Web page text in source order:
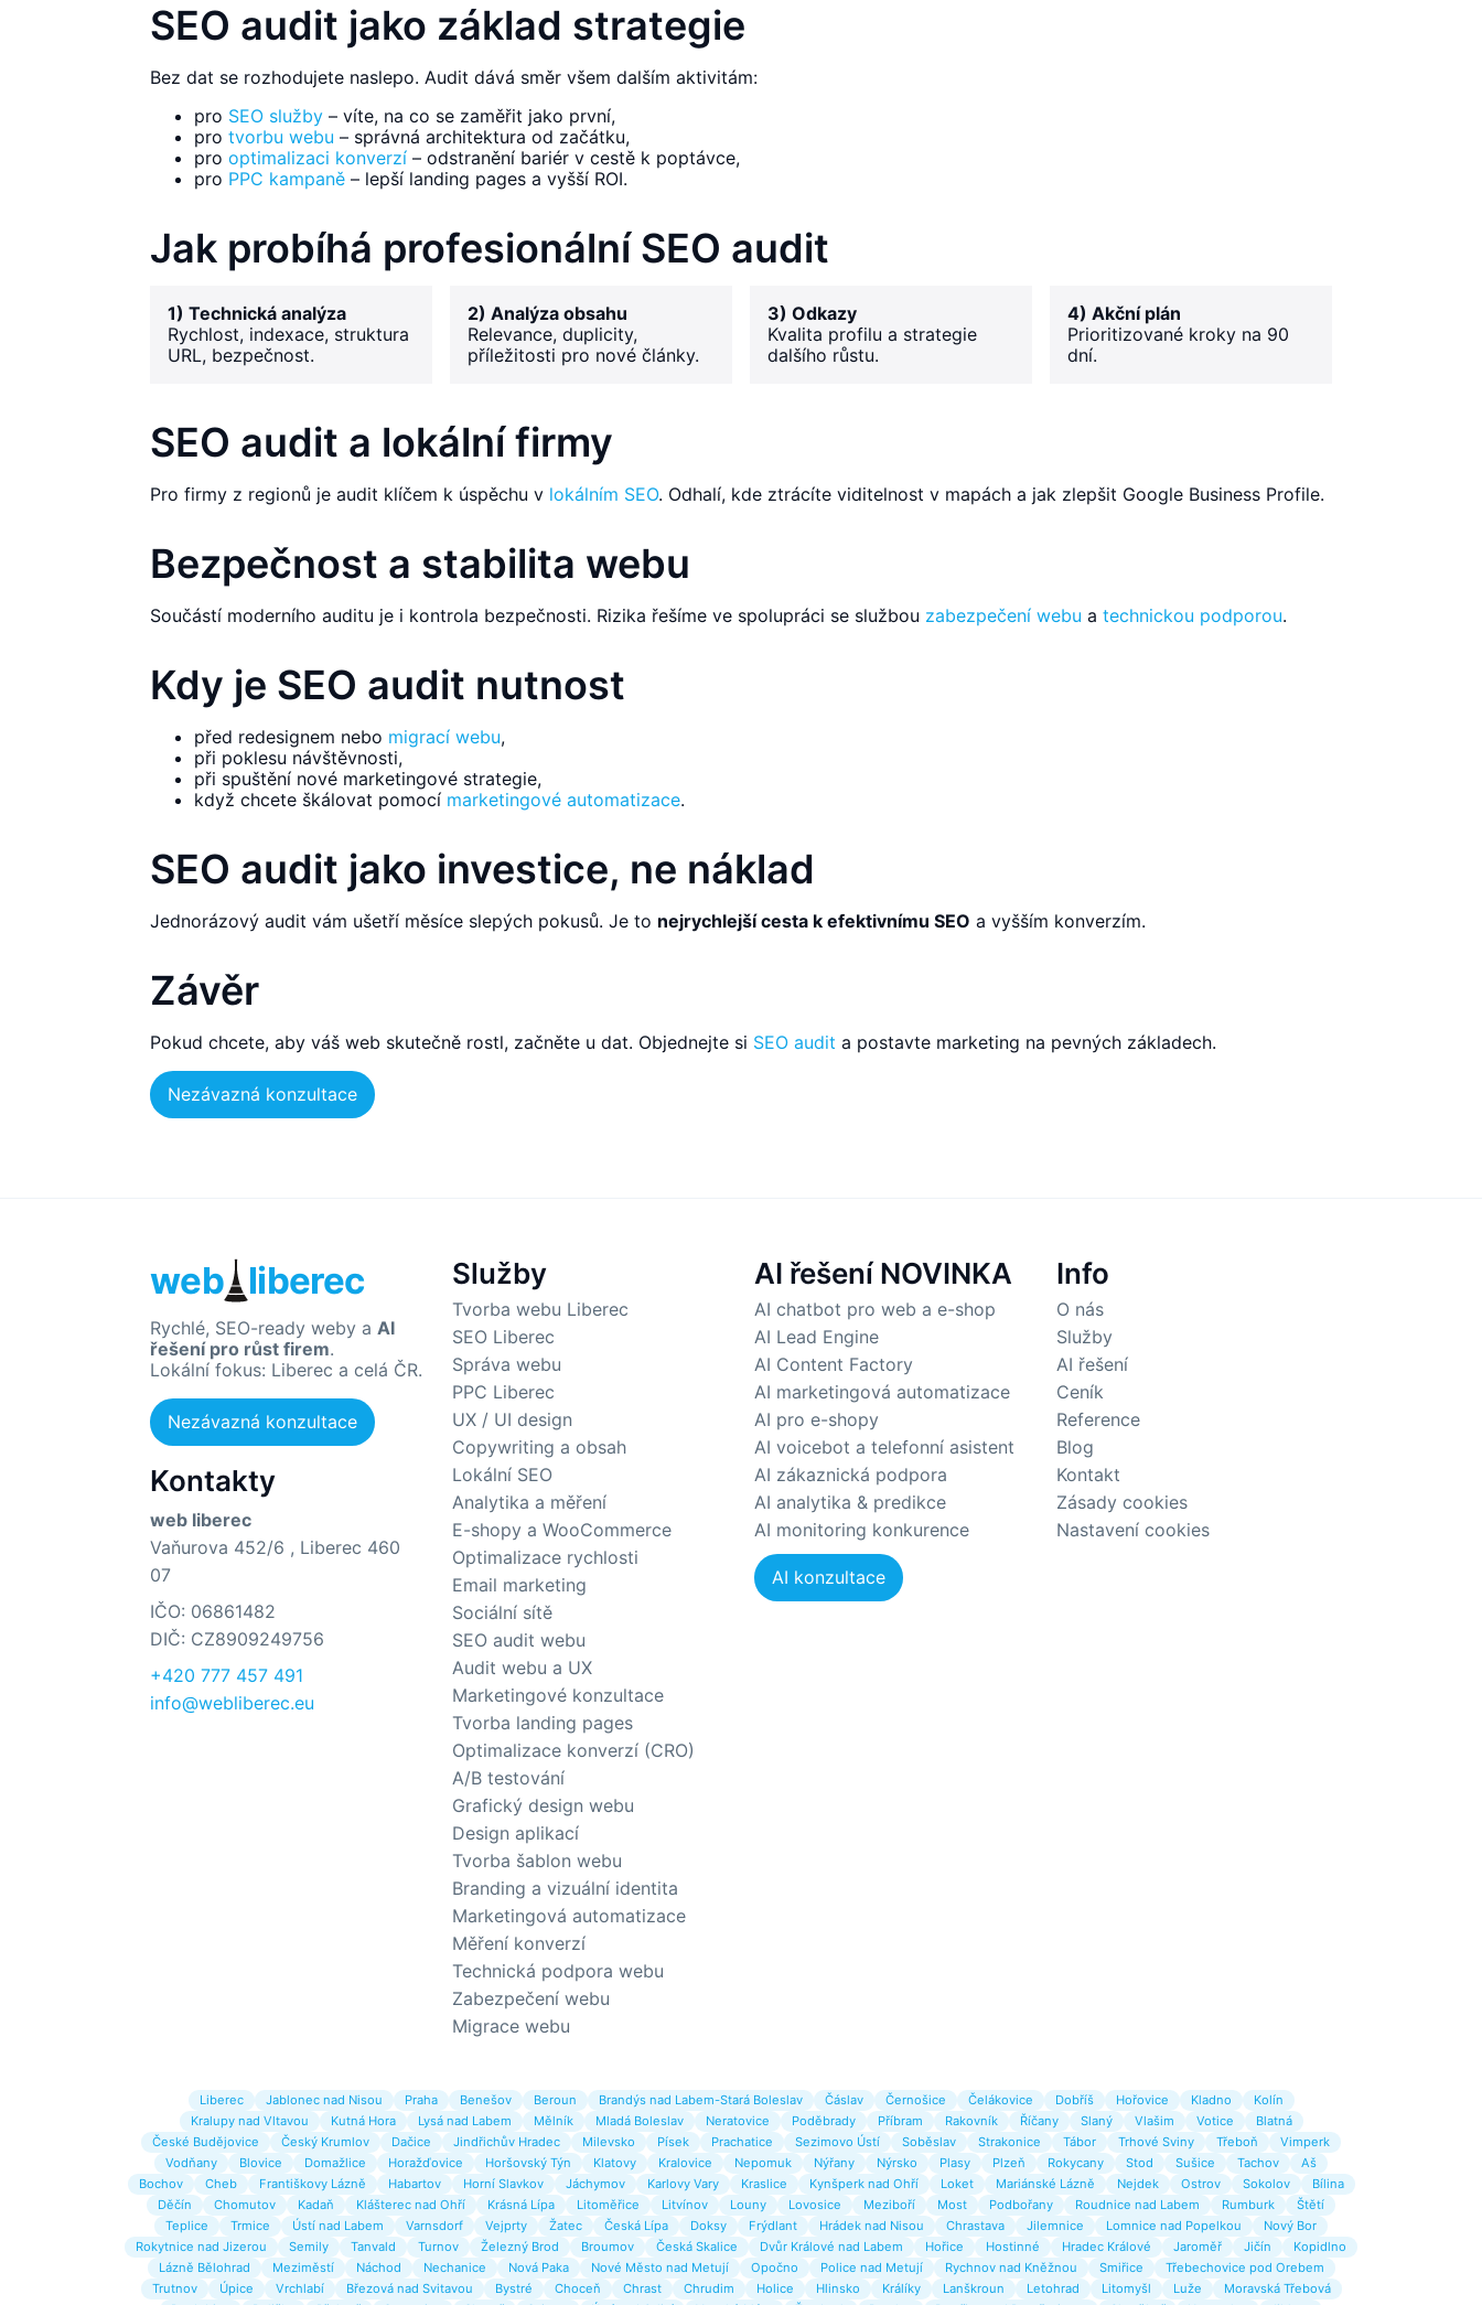
SEO audit jako základ strategie
Bez dat se rozhodujete naslepo. Audit dává směr všem dalším aktivitám:
pro SEO služby – víte, na co se zaměřit jako první,
pro tvorbu webu – správná architektura od začátku,
pro optimalizaci konverzí – odstranění bariér v cestě k poptávce,
pro PPC kampaně – lepší landing pages a vyšší ROI.
Jak probíhá profesionální SEO audit
1) Technická analýza
Rychlost, indexace, struktura
URL, bezpečnost.
2) Analýza obsahu
Relevance, duplicity,
příležitosti pro nové články.
3) Odkazy
Kvalita profilu a strategie
dalšího růstu.
4) Akční plán
Prioritizované kroky na 90
dní.
SEO audit a lokální firmy
Pro firmy z regionů je audit klíčem k úspěchu v lokálním SEO. Odhalí, kde ztrácíte viditelnost v mapách a jak zlepšit Google Business Profile.
Bezpečnost a stabilita webu
Součástí moderního auditu je i kontrola bezpečnosti. Rizika řešíme ve spolupráci se službou zabezpečení webu a technickou podporou.
Kdy je SEO audit nutnost
před redesignem nebo migrací webu,
při poklesu návštěvnosti,
při spuštění nové marketingové strategie,
když chcete škálovat pomocí marketingové automatizace.
SEO audit jako investice, ne náklad
Jednorázový audit vám ušetří měsíce slepých pokusů. Je to nejrychlejší cesta k efektivnímu SEO a vyšším konverzím.
Závěr
Pokud chcete, aby váš web skutečně rostl, začněte u dat. Objednejte si SEO audit a postavte marketing na pevných základech.
Nezávazná konzultace
web liberec
Rychlé, SEO-ready weby a AI
řešení pro růst firem.
Lokální fokus: Liberec a celá ČR.
Nezávazná konzultace
Kontakty
web liberec
Vaňurova 452/6 , Liberec 460
07
IČO: 06861482
DIČ: CZ8909249756
+420 777 457 491
info@webliberec.eu
Služby
Tvorba webu Liberec
SEO Liberec
Správa webu
PPC Liberec
UX / UI design
Copywriting a obsah
Lokální SEO
Analytika a měření
E-shopy a WooCommerce
Optimalizace rychlosti
Email marketing
Sociální sítě
SEO audit webu
Audit webu a UX
Marketingové konzultace
Tvorba landing pages
Optimalizace konverzí (CRO)
A/B testování
Grafický design webu
Design aplikací
Tvorba šablon webu
Branding a vizuální identita
Marketingová automatizace
Měření konverzí
Technická podpora webu
Zabezpečení webu
Migrace webu
AI řešení NOVINKA
AI chatbot pro web a e-shop
AI Lead Engine
AI Content Factory
AI marketingová automatizace
AI pro e-shopy
AI voicebot a telefonní asistent
AI zákaznická podpora
AI analytika & predikce
AI monitoring konkurence
AI konzultace
Info
O nás
Služby
AI řešení
Ceník
Reference
Blog
Kontakt
Zásady cookies
Nastavení cookies
Liberec Jablonec nad Nisou Praha Benešov Beroun Brandýs nad Labem-Stará Boleslav Čáslav Černošice Čelákovice Dobříš Hořovice Kladno
Kolín
Kralupy nad Vltavou
Kutná Hora Lysá nad Labem Mělník Mladá Boleslav Neratovice Poděbrady Příbram Rakovník Říčany Slaný Vlašim Votice
Blatná
České Budějovice
Český Krumlov Dačice Jindřichův Hradec Milevsko Písek Prachatice Sezimovo Ústí Soběslav Strakonice Tábor Trhové Sviny Třeboň
Vimperk
Vodňany
Blovice Domažlice Horažďovice Horšovský Týn Klatovy Kralovice Nepomuk Nýřany Nýrsko Plasy Plzeň Rokycany Stod Sušice Tachov
Aš
Bochov
Cheb Františkovy Lázně Habartov Horní Slavkov Jáchymov Karlovy Vary Kraslice Kynšperk nad Ohří Loket Mariánské Lázně Nejdek Ostrov Sokolov
Bílina
Děčín
Chomutov Kadaň Klášterec nad Ohří Krásná Lípa Litoměřice Litvínov Louny Lovosice Meziboří Most Podbořany Roudnice nad Labem Rumburk
Štětí
Teplice
Trmice Ústí nad Labem Varnsdorf Vejprty Žatec Česká Lípa Doksy Frýdlant Hrádek nad Nisou Chrastava Jilemnice Lomnice nad Popelkou
Nový Bor
Rokytnice nad Jizerou
Semily Tanvald Turnov Železný Brod Broumov Česká Skalice Dvůr Králové nad Labem Hořice Hostinné Hradec Králové Jaroměř Jičín
Kopidlno
Lázně Bělohrad
Meziměstí Náchod Nechanice Nová Paka Nové Město nad Metují Opočno Police nad Metují Rychnov nad Kněžnou Smiřice
Třebechovice pod Orebem
Trutnov
Úpice Vrchlabí Březová nad Svitavou Bystré Choceň Chrast Chrudim Holice Hlinsko Králíky Lanškroun Letohrad Litomyšl Luže
Moravská Třebová